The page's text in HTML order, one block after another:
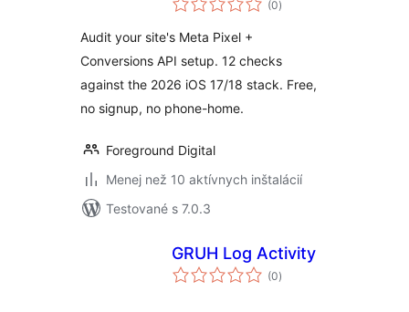
(0hodnotenie
)
Audit your site's Meta Pixel +
Conversions API setup. 12 checks
against the 2026 iOS 17/18 stack. Free,
no signup, no phone-home.
Foreground Digital
Menej než 10 aktívnych inštalácií
Testované s 7.0.3
GRUH Log Activity
(0celkové
hodnotenie
)